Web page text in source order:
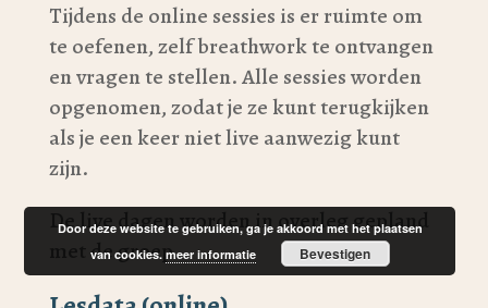
Tijdens de online sessies is er ruimte om
te oefenen, zelf breathwork te ontvangen
en vragen te stellen. Alle sessies worden
opgenomen, zodat je ze kunt terugkijken
als je een keer niet live aanwezig kunt
zijn.
De live dagen worden in overleg gepland
met de groep.
Door deze website te gebruiken, ga je akkoord met het plaatsen
van cookies. meer informatie Bevestigen